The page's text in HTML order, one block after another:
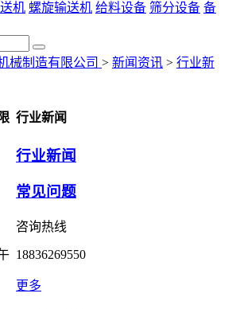
机 螺旋输送机 给料设备 筛分设备 备
械制造有限公司 > 新闻资讯 > 行业新
行业新闻
行业新闻
常见问题
咨询热线
18836269550
更多